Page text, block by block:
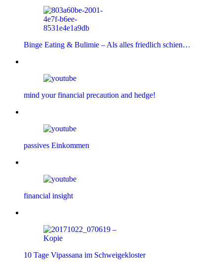
Binge Eating & Bulimie – Als alles friedlich schien…
mind your financial precaution and hedge!
passives Einkommen
financial insight
10 Tage Vipassana im Schweigekloster